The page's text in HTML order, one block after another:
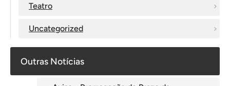
Teatro
Uncategorized
Outras Notícias